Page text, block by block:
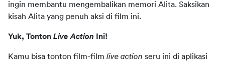
ingin membantu mengembalikan memori Alita. Saksikan
kisah Alita yang penuh aksi di film ini.
Yuk, Tonton Live Action Ini!
Kamu bisa tonton film-film live action